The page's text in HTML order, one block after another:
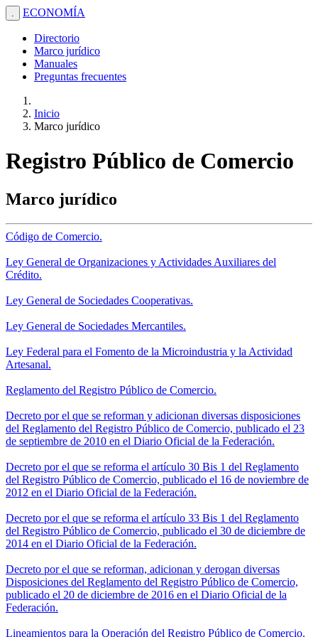
. ECONOMÍA
Directorio
Marco jurídico
Manuales
Preguntas frecuentes
Inicio
Marco jurídico
Registro Público de Comercio
Marco jurídico
Código de Comercio.
Ley General de Organizaciones y Actividades Auxiliares del
Crédito.
Ley General de Sociedades Cooperativas.
Ley General de Sociedades Mercantiles.
Ley Federal para el Fomento de la Microindustria y la Actividad
Artesanal.
Reglamento del Registro Público de Comercio.
Decreto por el que se reforman y adicionan diversas disposiciones
del Reglamento del Registro Público de Comercio, publicado el 23
de septiembre de 2010 en el Diario Oficial de la Federación.
Decreto por el que se reforma el artículo 30 Bis 1 del Reglamento
del Registro Público de Comercio, publicado el 16 de noviembre de
2012 en el Diario Oficial de la Federación.
Decreto por el que se reforma el artículo 33 Bis 1 del Reglamento
del Registro Público de Comercio, publicado el 30 de diciembre de
2014 en el Diario Oficial de la Federación.
Decreto por el que se reforman, adicionan y derogan diversas
Disposiciones del Reglamento del Registro Público de Comercio,
publicado el 20 de diciembre de 2016 en el Diario Oficial de la
Federación.
Lineamientos para la Operación del Registro Público de Comercio.